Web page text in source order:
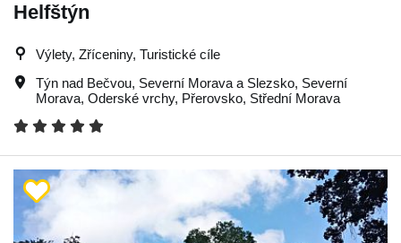
Helfštýn
Výlety, Zříceniny, Turistické cíle
Týn nad Bečvou, Severní Morava a Slezsko, Severní
Morava, Oderské vrchy, Přerovsko, Střední Morava